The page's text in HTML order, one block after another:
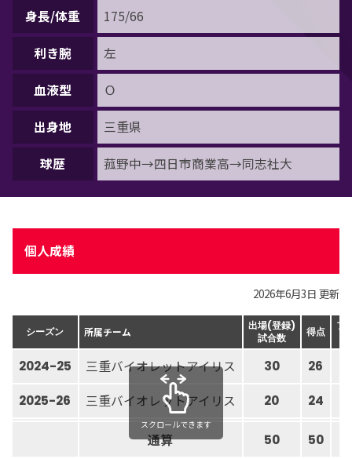
身長/体重 175/66
利き腕 左
血液型 Ｏ
出身地 三重県
球歴 菰野中→四日市商業高→同志社大
個人成績
2026年6月3日 更新
シーズン 所属チーム
出場(登録)
試合数
得点
フ
2024-25 三重バイオレットアイリス 30 26
2025-26 三重バイオレットアイリス 20 24
通算 50 50
スクロールできます